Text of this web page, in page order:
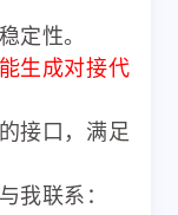
定性。
生成对接代
的接口，满足
我联系：